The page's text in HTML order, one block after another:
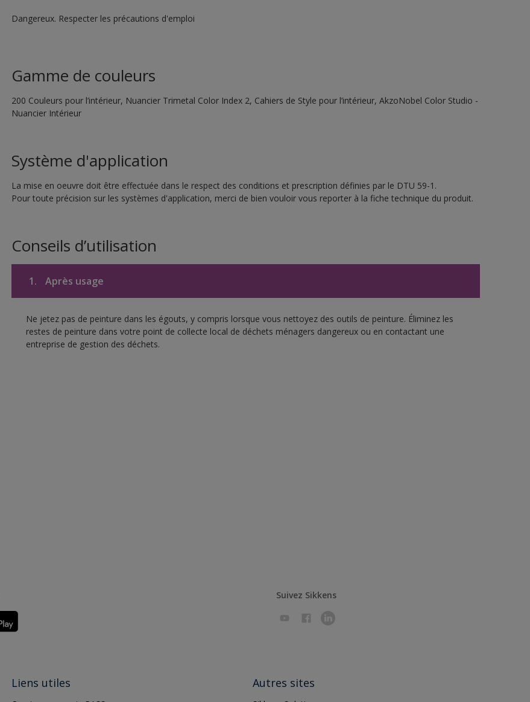
Dangereux. Respecter les précautions d'emploi
Gamme de couleurs
200 Couleurs pour l’intérieur, Nuancier Trimetal Color Index 2, Cahiers de Style pour l’intérieur, AkzoNobel Color Studio -
Nuancier Intérieur
Système d'application
La mise en oeuvre doit être effectuée dans le respect des conditions et prescription définies par le DTU 59-1.
Pour toute précision sur les systèmes d'application, merci de bien vouloir vous reporter à la fiche technique du produit.
Conseils d’utilisation
1. Après usage
Ne jetez pas de peinture dans les égouts, y compris lorsque vous nettoyez des outils de peinture. Éliminez les
restes de peinture dans votre point de collecte local de déchets ménagers dangereux ou en contactant une
entreprise de gestion des déchets.
Suivez Sikkens
Liens utiles Autres sites